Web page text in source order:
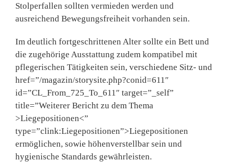
Stolperfallen sollten vermieden werden und
ausreichend Bewegungsfreiheit vorhanden sein.
Im deutlich fortgeschrittenen Alter sollte ein Bett und
die zugehörige Ausstattung zudem kompatibel mit
pflegerischen Tätigkeiten sein, verschiedene Sitz- und
href=”/magazin/storysite.php?conid=611″
id=”CL_From_725_To_611″ target=”_self”
title=”Weiterer Bericht zu dem Thema
>Liegepositionen<”
type=”clink:Liegepositionen”>Liegepositionen
ermöglichen, sowie höhenverstellbar sein und
hygienische Standards gewährleisten.